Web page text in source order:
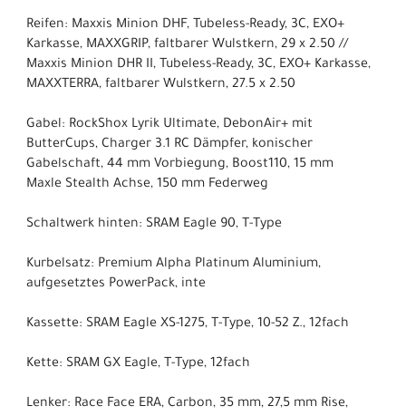
Reifen: Maxxis Minion DHF, Tubeless-Ready, 3C, EXO+
Karkasse, MAXXGRIP, faltbarer Wulstkern, 29 x 2.50 //
Maxxis Minion DHR II, Tubeless-Ready, 3C, EXO+ Karkasse,
MAXXTERRA, faltbarer Wulstkern, 27.5 x 2.50
Gabel: RockShox Lyrik Ultimate, DebonAir+ mit
ButterCups, Charger 3.1 RC Dämpfer, konischer
Gabelschaft, 44 mm Vorbiegung, Boost110, 15 mm
Maxle Stealth Achse, 150 mm Federweg
Schaltwerk hinten: SRAM Eagle 90, T-Type
Kurbelsatz: Premium Alpha Platinum Aluminium,
aufgesetztes PowerPack, inte
Kassette: SRAM Eagle XS-1275, T-Type, 10-52 Z., 12fach
Kette: SRAM GX Eagle, T-Type, 12fach
Lenker: Race Face ERA, Carbon, 35 mm, 27,5 mm Rise,